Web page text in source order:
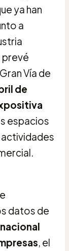
ya han
a
prevé
Vía de
de
espacios
datos de
, el